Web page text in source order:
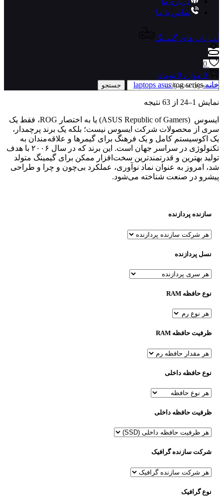
تماس با ما
لپ تاپ های گیمینگ
0
0 موارد 0 تومان
جستجو خانه laptops asusrog series
نمایش 1–24 از 63 نتیجه
ایسوس (ASUS Republic of Gamers) یا به اختصار ROG، فقط یک
سری از محصولات شرکت ایسوس نیست؛ بلکه یک برند پرچمدار،
یک اکوسیستم کامل و یک فرهنگ برای گیمرها و علاقه‌مندان به
تکنولوژی در سراسر جهان است. این برند که در سال ۲۰۰۶ با هدف
تولید بهترین و قدرتمندترین سخت‌افزار ممکن برای گیمینگ متولد
شد، امروز به عنوان نماد نوآوری، عملکرد بی‌چون و چرا و طراحی
پیشرو در صنعت شناخته می‌شود.
سازنده پردازنده
نسل پردازنده
نوع حافظه RAM
ظرفیت حافظه RAM
نوع حافظه داخلی
ظرفیت حافظه داخلی
شرکت سازنده گرافیک
نوع گرافیک